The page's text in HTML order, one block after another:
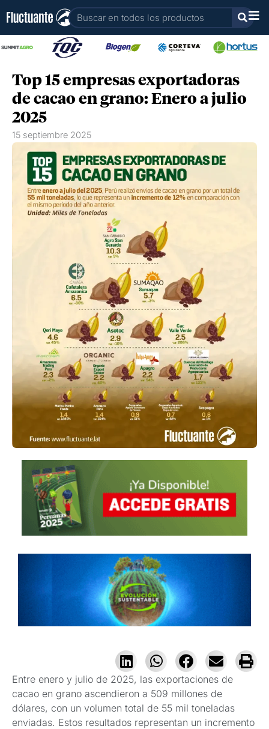
contenido
Buscar
Top 15 empresas exportadoras
de cacao en grano: Enero a julio
2025
15 septiembre 2025
Entre enero y julio de 2025, las exportaciones de
cacao en grano ascendieron a 509 millones de
dólares, con un volumen total de 55 mil toneladas
enviadas. Estos resultados representan un incremento